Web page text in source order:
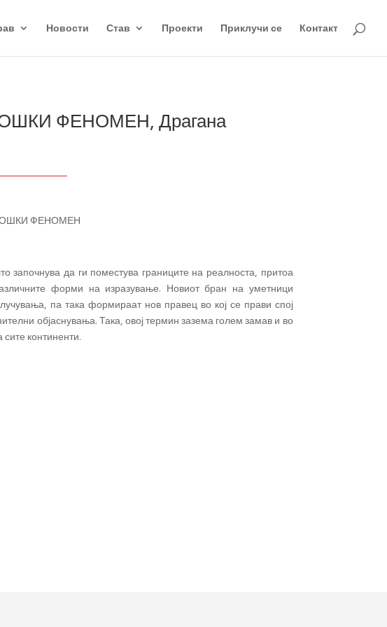
Новости Став Проекти Приклучи се Контакт
ФЕНОМЕН, Драгана
ФЕНОМЕН
да ги поместува границите на реалноста, притоа
форми на изразување. Новиот бран на уметници
па така формираат нов правец во кој се прави спој
објаснувања. Така, овој термин зазема голем замав и во
континенти.